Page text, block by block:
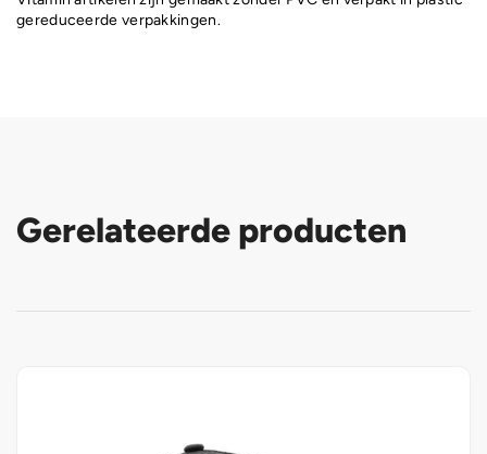
gereduceerde verpakkingen.
Gerelateerde producten